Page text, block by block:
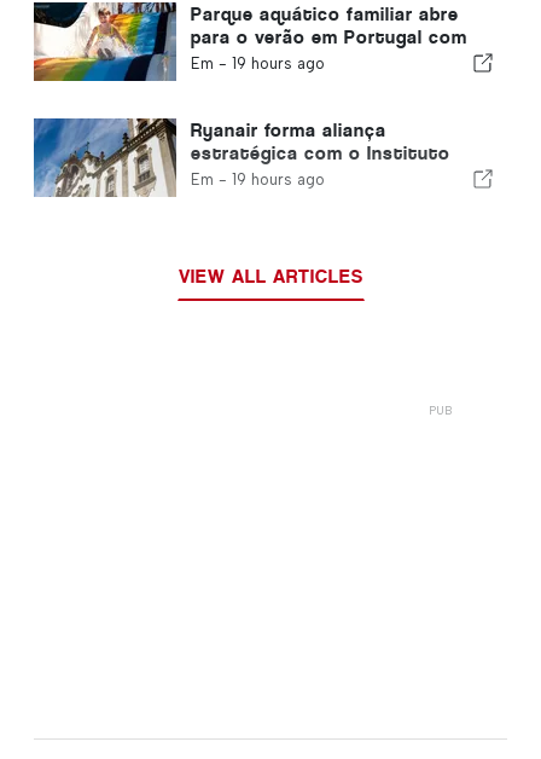
Parque aquático familiar abre
para o verão em Portugal com
ingressos de €2
Em - 19 hours ago
Ryanair forma aliança
estratégica com o Instituto
Piaget de Viseu para a Formação
Em - 19 hours ago
VIEW ALL ARTICLES